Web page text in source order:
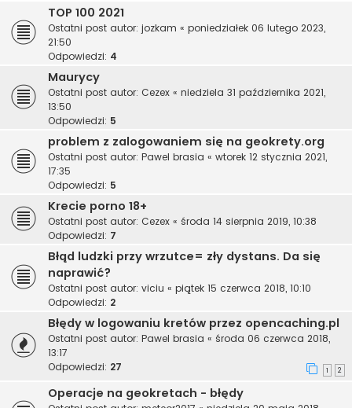
TOP 100 2021
Ostatni post autor: jozkam « poniedziałek 06 lutego 2023,
21:50
Odpowiedzi: 4
Maurycy
Ostatni post autor: Cezex « niedziela 31 października 2021,
13:50
Odpowiedzi: 5
problem z zalogowaniem się na geokrety.org
Ostatni post autor: Pawel brasia « wtorek 12 stycznia 2021,
17:35
Odpowiedzi: 5
Krecie porno 18+
Ostatni post autor: Cezex « środa 14 sierpnia 2019, 10:38
Odpowiedzi: 7
Błąd ludzki przy wrzutce= zły dystans. Da się
naprawić?
Ostatni post autor: viciu « piątek 15 czerwca 2018, 10:10
Odpowiedzi: 2
Błędy w logowaniu kretów przez opencaching.pl
Ostatni post autor: Pawel brasia « środa 06 czerwca 2018,
13:17
Odpowiedzi: 27 1 2
Operacje na geokretach - błędy